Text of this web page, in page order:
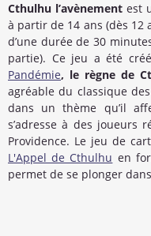
Cthulhu l’avènementest
à partir de 14 ans (dès 12
d’une durée de 30
partie). Ce jeu a été
Pandémie, le règne de
agréable du classique
dans un thème qu’il
s’adresse à des joueurs
Providence. Le jeu de
L'Appel de Cthulhu en
permet de se plonger